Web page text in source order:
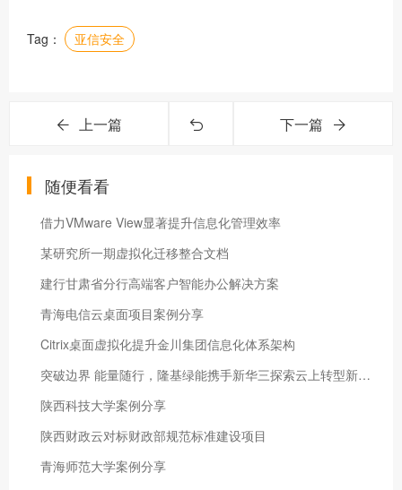
Tag： 亚信安全
上一篇 下一篇
随便看看
借力VMware View显著提升信息化管理效率
某研究所一期虚拟化迁移整合文档
建行甘肃省分行高端客户智能办公解决方案
青海电信云桌面项目案例分享
Citrix桌面虚拟化提升金川集团信息化体系架构
突破边界 能量随行，隆基绿能携手新华三探索云上转型新方式
陕西科技大学案例分享
陕西财政云对标财政部规范标准建设项目
青海师范大学案例分享